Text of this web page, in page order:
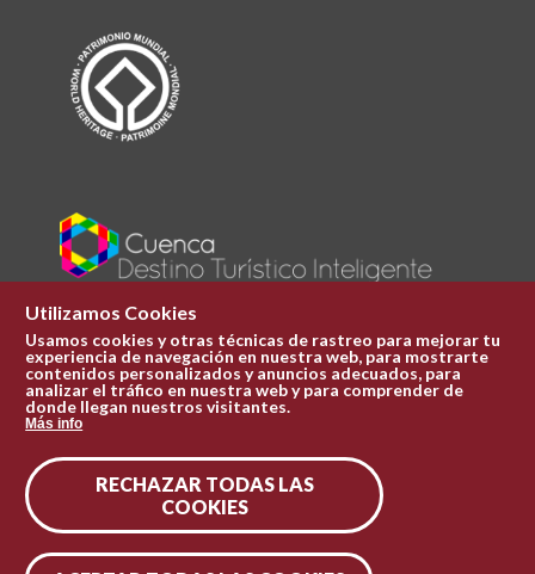
Plaza Mayor 1
969 241 051
ofi.turismo@cuenca.es
Síguenos en las redes
Utilizamos Cookies
Usamos cookies y otras técnicas de rastreo para mejorar tu
experiencia de navegación en nuestra web, para mostrarte
contenidos personalizados y anuncios adecuados, para
analizar el tráfico en nuestra web y para comprender de
donde llegan nuestros visitantes.
Más info
RECHAZAR TODAS LAS
COOKIES